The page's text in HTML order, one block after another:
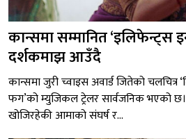
कान्समा सम्मानित ‘इलिफेन्ट्स
दर्शकमाझ आउँदै
कान्समा जुरी च्वाइस अवार्ड जितेको
फग’को म्युजिकल ट्रेलर सार्वजनिक भएको छ।
खोजिरहेकी आमाको संघर्ष र...